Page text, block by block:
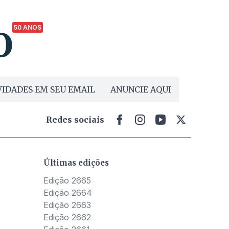
50 ANOS
EM SEU EMAIL ANUNCIE AQUI
Redes sociais
Últimas edições
Edição 2665
Edição 2664
Edição 2663
Edição 2662